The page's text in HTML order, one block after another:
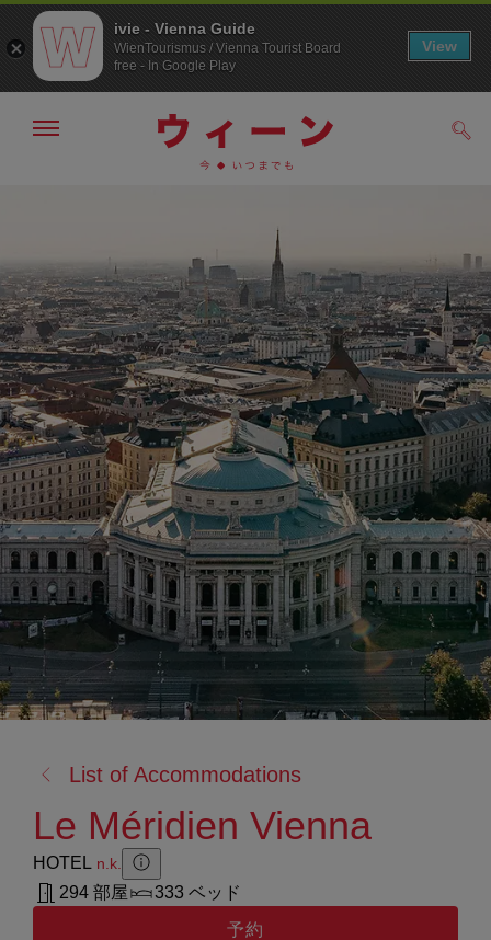
へ
ジ
の
ト
ッ
プ
へ
メ
非
表
示
る:
List of Accommodations
Le Méridien Vienna
HOTEL n.k.
Zusatzinformation anzeigen
Zusatzinformation ausblenden
294 部屋
333 ベッド
予約
ivie - Vienna Guide
WienTourismus / Vienna Tourist Board
free - In Google Play
View